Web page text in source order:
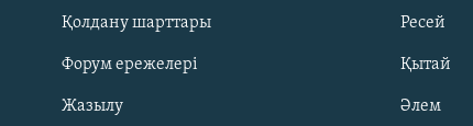
Қолдану шарттары
Форум ережелері
Жазылу
Ресей
Қытай
Әлем